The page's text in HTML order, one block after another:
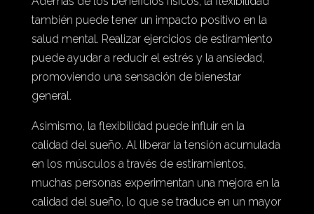
también puede tener un impacto positivo en la
salud mental. Realizar ejercicios de estiramiento
puede ayudar a reducir el estrés y la ansiedad,
promoviendo una sensación de bienestar
general.
Asimismo, la flexibilidad puede influir en la
calidad del sueño. Al liberar la tensión acumulada
en los músculos a través de estiramientos,
muchas personas experimentan una mejora en la
calidad del sueño, lo que se traduce en un mayor